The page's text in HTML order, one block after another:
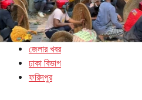
জেলার খবর
ঢাকা বিভাগ
ফরিদপুর